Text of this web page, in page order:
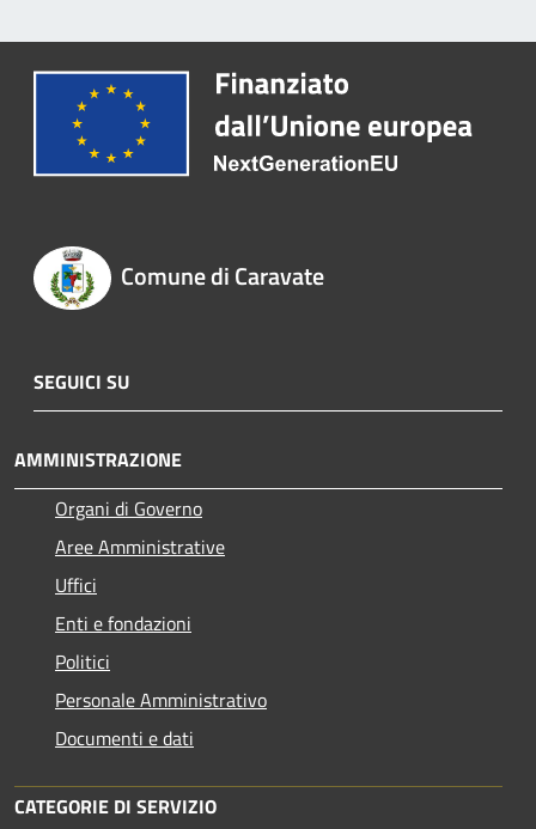
Comune di Caravate
SEGUICI SU
AMMINISTRAZIONE
Organi di Governo
Aree Amministrative
Uffici
Enti e fondazioni
Politici
Personale Amministrativo
Documenti e dati
CATEGORIE DI SERVIZIO